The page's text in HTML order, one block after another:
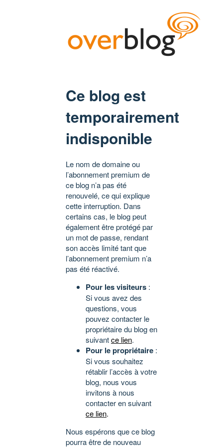
Ce blog est
temporairement
indisponible
Le nom de domaine ou
l’abonnement premium de
ce blog n’a pas été
renouvelé, ce qui explique
cette interruption. Dans
certains cas, le blog peut
également être protégé par
un mot de passe, rendant
son accès limité tant que
l’abonnement premium n’a
pas été réactivé.
Pour les visiteurs :
Si vous avez des
questions, vous
pouvez contacter le
propriétaire du blog en
suivantce lien.
Pour le propriétaire :
Si vous souhaitez
rétablir l’accès à votre
blog, nous vous
invitons à nous
contacter en suivant
ce lien.
Nous espérons que ce blog
pourra être de nouveau